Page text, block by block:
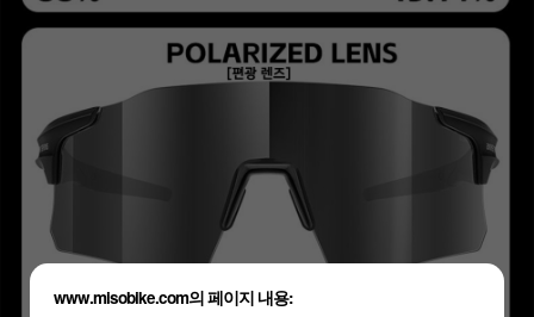
www.misobike.com의 페이지 내용: